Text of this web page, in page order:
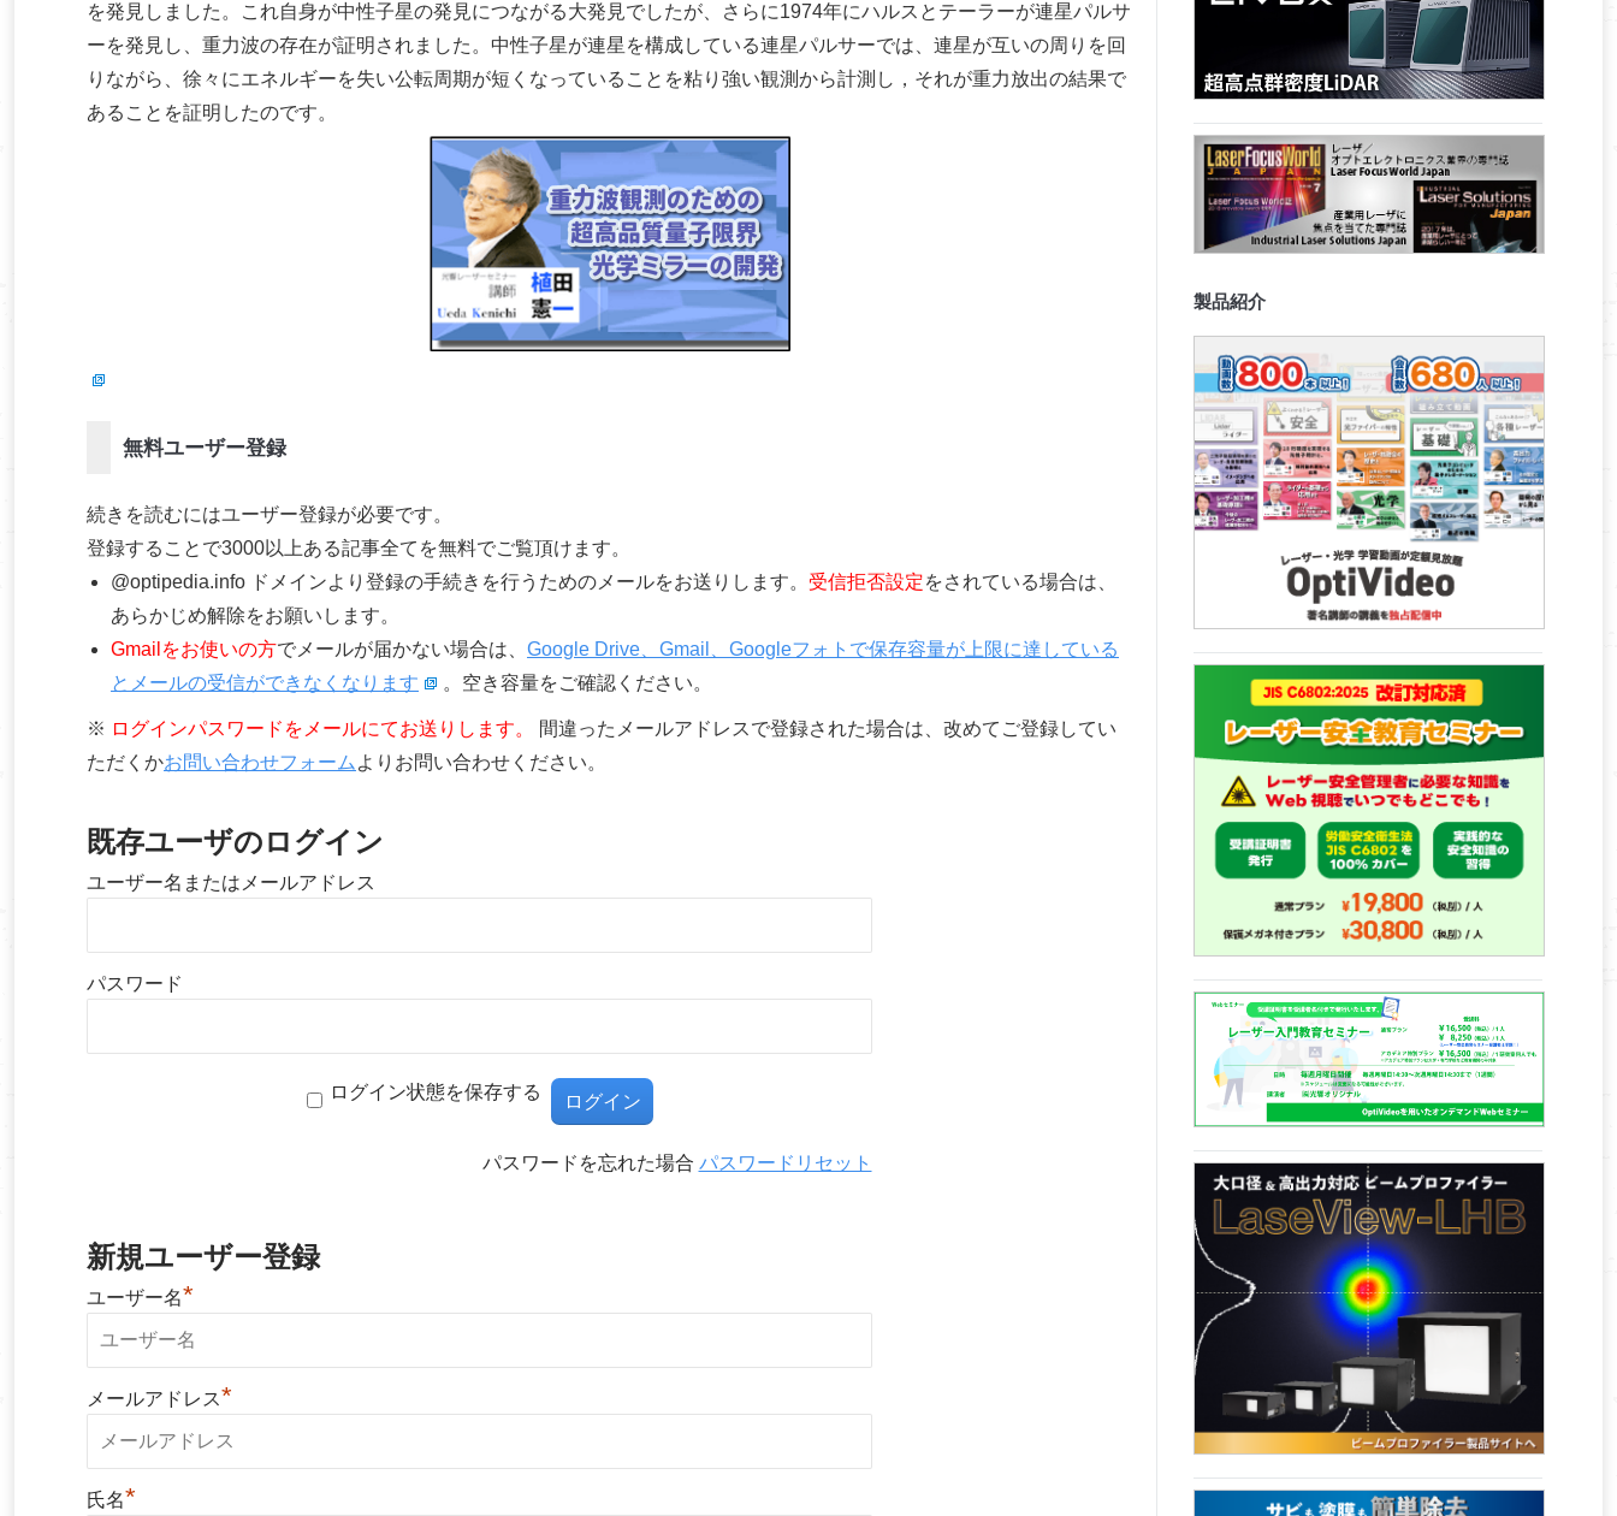
を発見しました。これ自身が中性子星の発見につながる大発見でしたが、さらに1974年にハルスとテーラーが連星パルサ
ーを発見し、重力波の存在が証明されました。中性子星が連星を構成している連星パルサーでは、連星が互いの周りを回
りながら、徐々にエネルギーを失い公転周期が短くなっていることを粘り強い観測から計測し，それが重力放出の結果で
あることを証明したのです。
無料ユーザー登録
続きを読むにはユーザー登録が必要です。
登録することで3000以上ある記事全てを無料でご覧頂けます。
@optipedia.info ドメインより登録の手続きを行うためのメールをお送りします。 受信拒否設定をされている場合は、
あらかじめ解除をお願いします。
Gmailをお使いの方でメールが届かない場合は、 Google Drive、Gmail、Googleフォトで保存容量が上限に達している
とメールの受信ができなくなります
。空き容量をご確認ください。
※ ログインパスワードをメールにてお送りします。
間違ったメールアドレスで登録された場合は、改めてご登録してい
ただくかお問い合わせフォーム よりお問い合わせください。
既存ユーザのログイン
ユーザー名またはメールアドレス
パスワード
ログイン状態を保存する
パスワードを忘れた場合 パスワードリセット
新規ユーザー登録
ユーザー名*
メールアドレス*
氏名*
製品紹介